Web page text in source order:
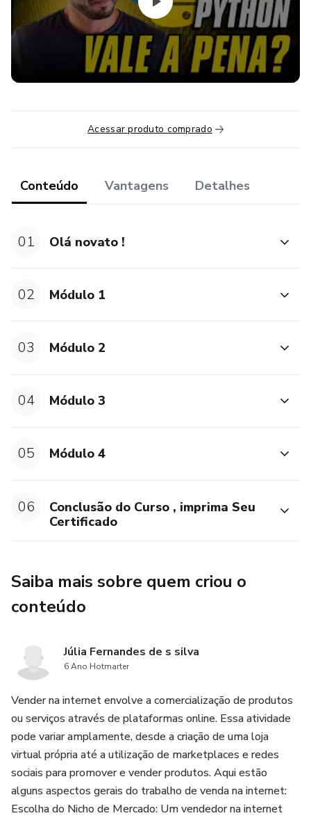
Acessar produto comprado
Conteúdo Vantagens Detalhes
01 Olá novato !
02 Módulo 1
03 Módulo 2
04 Módulo 3
05 Módulo 4
06
Conclusão do Curso , imprima Seu
Certificado
Saiba mais sobre quem criou o
conteúdo
Júlia Fernandes de s silva
6 Ano Hotmarter
Vender na internet envolve a comercialização de produtos
ou serviços através de plataformas online. Essa atividade
pode variar amplamente, desde a criação de uma loja
virtual própria até a utilização de marketplaces e redes
sociais para promover e vender produtos. Aqui estão
alguns aspectos gerais do trabalho de venda na internet:
Escolha do Nicho de Mercado: Um vendedor na internet